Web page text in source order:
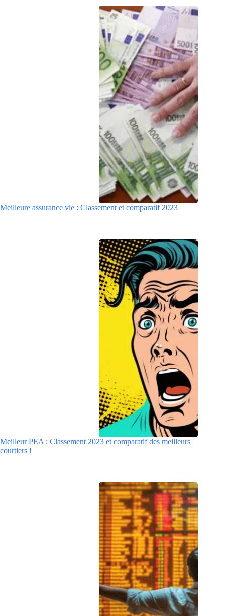
Meilleure assurance vie : Classement et comparatif 2023
Meilleur PEA : Classement 2023 et comparatif des meilleurs
courtiers !